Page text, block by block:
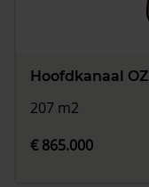
Hoofdkanaal
207 m2
€ 865.000